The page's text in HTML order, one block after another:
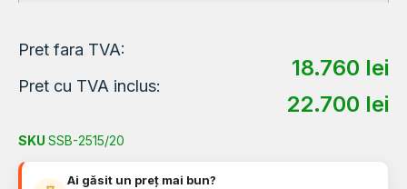
Pret fara TVA:
18.760 lei
Pret cu TVA inclus:
22.700 lei
SKU SSB-2515/20
Ai găsit un preț mai bun?